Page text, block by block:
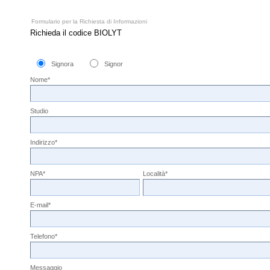
Formulario per la Richiesta di Informazioni
Richieda il codice BIOLYT
Signora Signor
Nome*
Studio
Indirizzo*
NPA* Località*
E-mail*
Telefono*
Messaggio